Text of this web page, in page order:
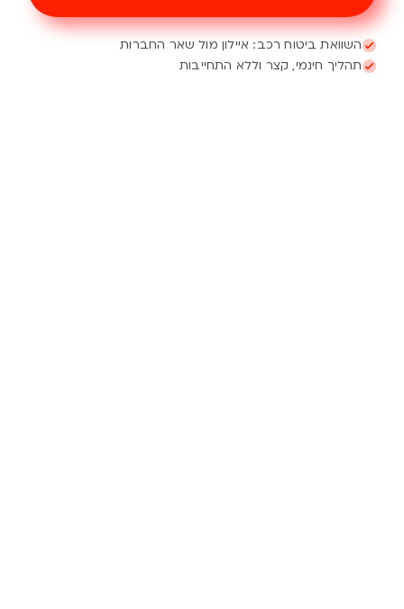
השוואת ביטוח רכב: איילון מול שאר החברות
תהליך חינמי, קצר וללא התחייבות